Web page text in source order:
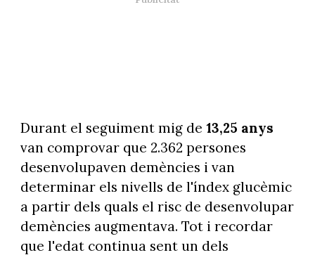
Durant el seguiment mig de 13,25 anys
van comprovar que 2.362 persones
desenvolupaven demències i van
determinar els nivells de l'índex glucèmic
a partir dels quals el risc de desenvolupar
demències augmentava. Tot i recordar
que l'edat continua sent un dels